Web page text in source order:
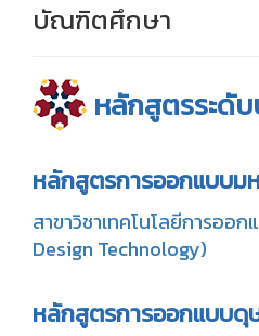
บัณฑิตศึกษา
หลักสูตรระดั
หลักสูตรการออกแบบ
สาขาวิชาเทคโนโลยีการออ
Design Technology)
หลักสูตรการออกแบบ